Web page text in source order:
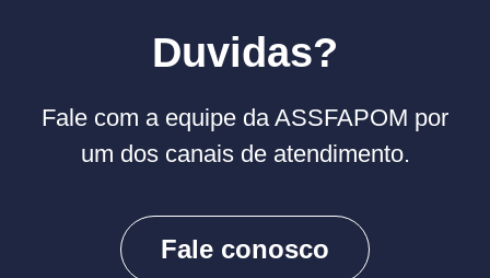
Duvidas?
Fale com a equipe da ASSFAPOM por
um dos canais de atendimento.
Fale conosco